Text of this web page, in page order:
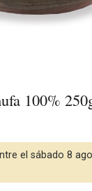
100%
el sábado 8